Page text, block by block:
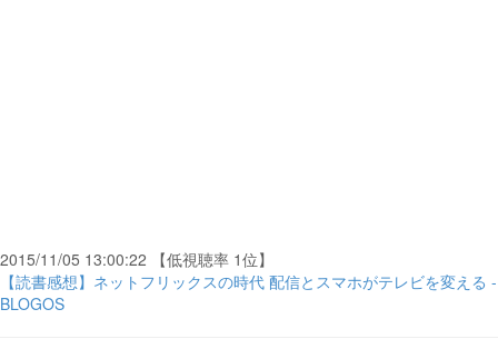
2015/11/05 13:00:22 【低視聴率 1位】
【読書感想】ネットフリックスの時代 配信とスマホがテレビを変える -
BLOGOS